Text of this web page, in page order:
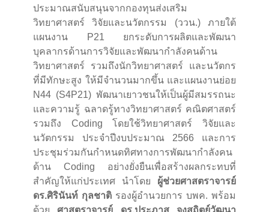
ประมาณสนับสนุนจากกองทุนส่งเสริม
วิทยาศาสตร์ วิจัยและนวัตกรรม (ววน.) ภายใต้
แผนงาน P21 ยกระดับการผลิตและพัฒนา
บุคลากรด้านการวิจัยและพัฒนากำลังคนด้าน
วิทยาศาสตร์ รวมถึงนักวิทยาศาสตร์ และนวัตกร
ที่มีทักษะสูง ให้มีจำนวนมากขึ้น และแผนงานย่อย
N44 (S4P21) พัฒนาเยาวชนให้เป็นผู้มีสมรรถนะ
และความรู้ ฉลาดรู้ทางวิทยาศาสตร์ คณิตศาสตร์
รวมถึง Coding โดยใช้วิทยาศาสตร์ วิจัยและ
นวัตกรรม ประจำปีงบประมาณ 2566 และการ
ประชุมร่วมกันกำหนดทิศทางการพัฒนากำลังคน
ด้าน Coding อย่างยั่งยืนเพื่อสร้างผลกระทบที่
สำคัญให้แก่ประเทศ นำโดย ผู้ช่วยศาสตราจารย์
ดร.ศิรินันท์ กุลชาติ รองผู้อำนวยการ บพค. พร้อม